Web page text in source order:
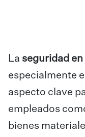
La seguridad
especialmente
aspecto clave
empleados
bienes